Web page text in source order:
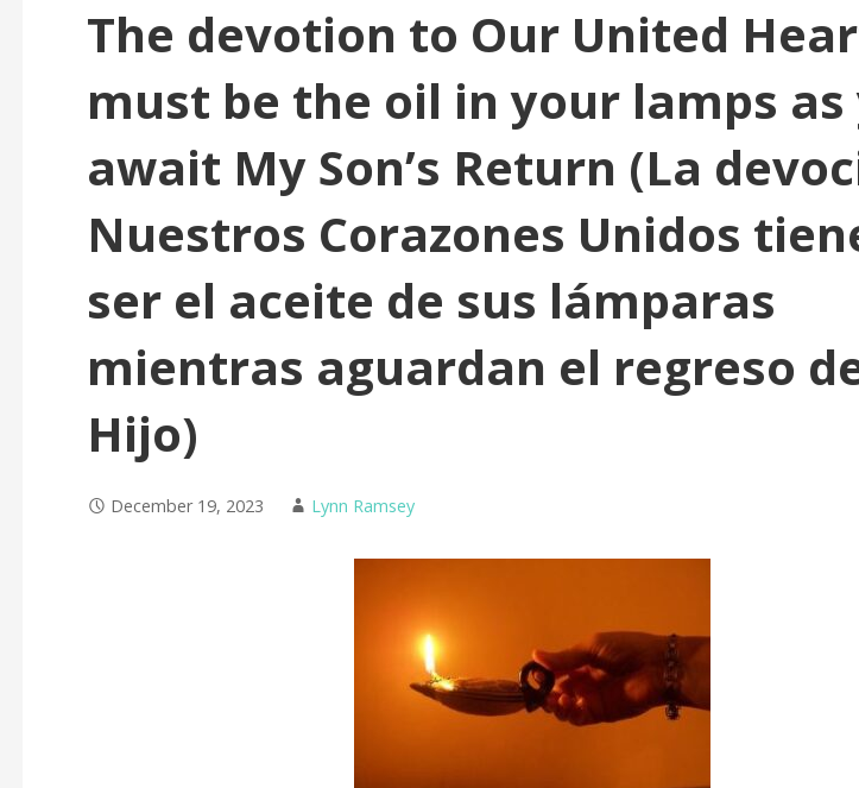
The devotion to Our United
must be the oil in your lamps as
await My Son’s Return (La
Nuestros Corazones Unidos
ser el aceite de sus lámparas
mientras aguardan el regreso
Hijo)
December 19, 2023 Lynn Ramsey